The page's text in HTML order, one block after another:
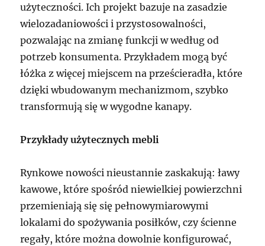
użyteczności. Ich projekt bazuje na zasadzie
wielozadaniowości i przystosowalności,
pozwalając na zmianę funkcji w według od
potrzeb konsumenta. Przykładem mogą być
łóżka z więcej miejscem na prześcieradła, które
dzięki wbudowanym mechanizmom, szybko
transformują się w wygodne kanapy.
Przykłady użytecznych mebli
Rynkowe nowości nieustannie zaskakują: ławy
kawowe, które spośród niewielkiej powierzchni
przemieniają się się pełnowymiarowymi
lokalami do spożywania posiłków, czy ścienne
regały, które można dowolnie konfigurować,